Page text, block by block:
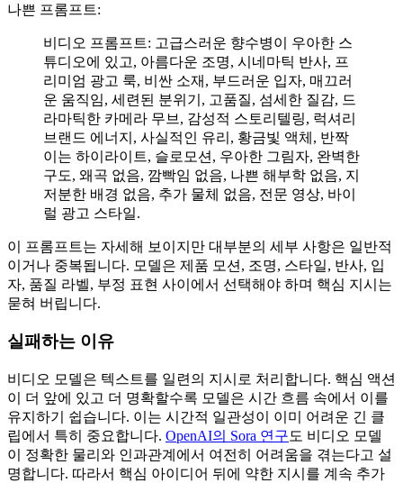
나쁜 프롬프트:
비디오 프롬프트: 고급스러운 향수병이 우아한 스
튜디오에 있고, 아름다운 조명, 시네마틱 반사, 프
리미엄 광고 룩, 비싼 소재, 부드러운 입자, 매끄러
운 움직임, 세련된 분위기, 고품질, 섬세한 질감, 드
라마틱한 카메라 무브, 감성적 스토리텔링, 럭셔리
브랜드 에너지, 사실적인 유리, 황금빛 액체, 반짝
이는 하이라이트, 슬로모션, 우아한 그림자, 완벽한
구도, 왜곡 없음, 깜빡임 없음, 나쁜 해부학 없음, 지
저분한 배경 없음, 추가 물체 없음, 전문 영상, 바이
럴 광고 스타일.
이 프롬프트는 자세해 보이지만 대부분의 세부 사항은 일반적
이거나 중복됩니다. 모델은 제품 모션, 조명, 스타일, 반사, 입
자, 품질 라벨, 부정 표현 사이에서 선택해야 하며 핵심 지시는
묻혀 버립니다.
실패하는 이유
비디오 모델은 텍스트를 일련의 지시로 처리합니다. 핵심 액션
이 더 앞에 있고 더 명확할수록 모델은 시간 흐름 속에서 이를
유지하기 쉽습니다. 이는 시간적 일관성이 이미 어려운 긴 클
립에서 특히 중요합니다. OpenAI의 Sora 연구도 비디오 모델
이 정확한 물리와 인과관계에서 여전히 어려움을 겪는다고 설
명합니다. 따라서 핵심 아이디어 뒤에 약한 지시를 계속 추가